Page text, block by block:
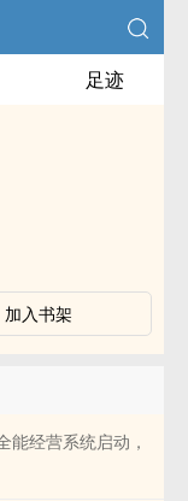
足迹
加入书架
经营系统启动，